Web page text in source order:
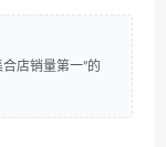
店销量第一”的